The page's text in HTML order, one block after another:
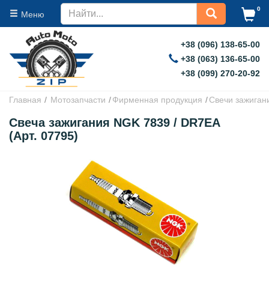
Меню
0
+38 (096) 138-65-00
+38 (063) 136-65-00
+38 (099) 270-20-92
Главная Мотозапчасти Фирменная продукция Свечи
Свеча зажигания NGK 7839 / DR7EA
(Арт. 07795)